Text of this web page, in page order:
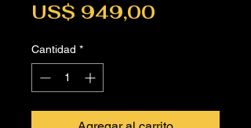
US$ 949,00
Cantidad *